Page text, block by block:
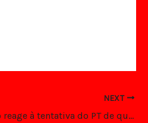
NEXT
Coronel Azevedo reage à tentativa do PT de querer capturar um pedaço do orçamento do Estado